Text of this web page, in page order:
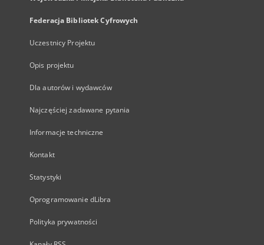
Federacja Bibliotek Cyfrowych
Uczestnicy Projektu
Opis projektu
Dla autorów i wydawców
Najczęściej zadawane pytania
Informacje techniczne
Kontakt
Statystyki
Oprogramowanie dLibra
Polityka prywatności